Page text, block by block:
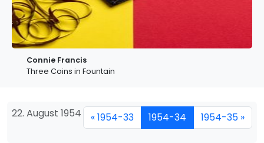
Connie Francis
Three Coins in Fountain
22. August 1954 « 1954-33 1954-34 1954-35 »